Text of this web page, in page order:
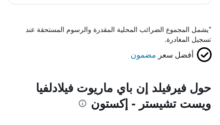
*يشمل المجموع الضرائب المحلية المقدرة والرسوم المستحقة عند
تسجيل المغادرة.
أفضل سعر مضمون
حول فيرفيلد إن باي ماريوت فيلادلفيا
ويست تشيستر - إكستون